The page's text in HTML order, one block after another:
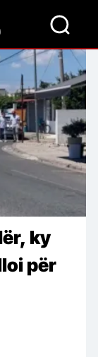
ky
për